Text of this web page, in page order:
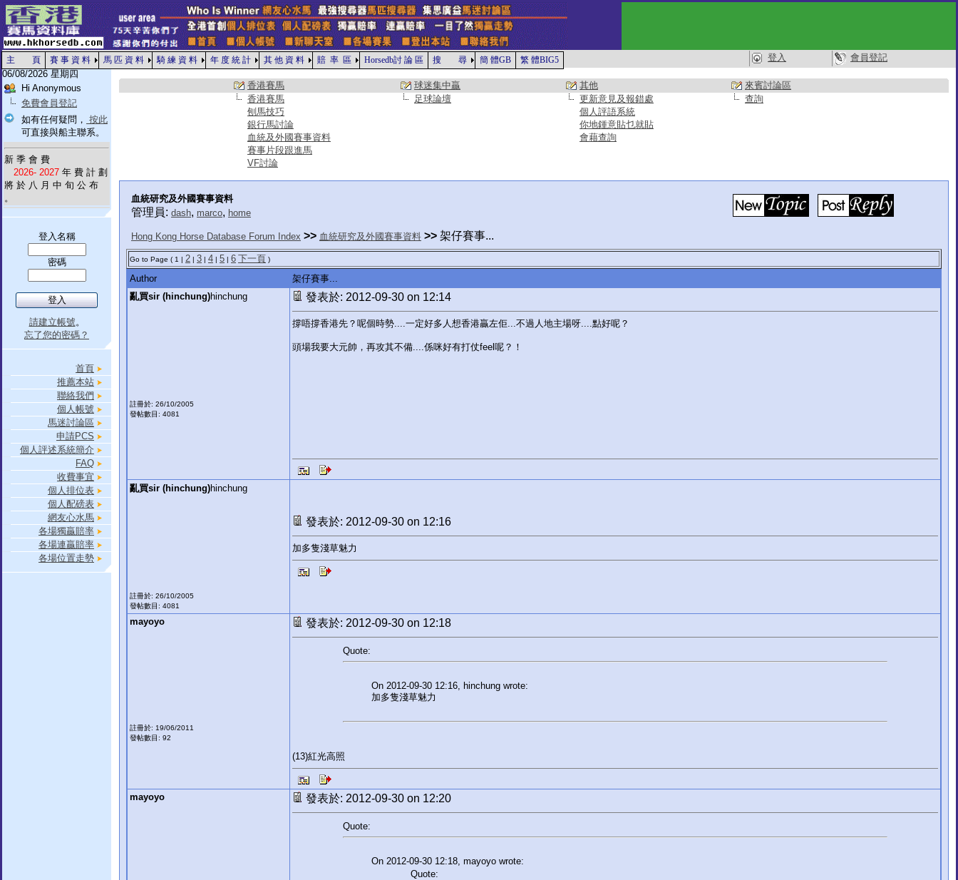
主 頁 賽 事 資 料 馬 匹 資 料 騎 練 資 料 年 度 統 計 其 他 資 料 賠 率 區 Horsedb討 論 區 搜 尋 簡 體GB 繁 體BIG5 登入
會員登記
06/08/2026 星期四
Hi Anonymous
免費會員登記
如有任何疑問， 按此
可直接與船主聯系。
新 季 會 費
2026- 2027 年 費 計 劃
將 於 八 月 中 旬 公 布
。
登入名稱
密碼
請建立帳號。
忘了您的密碼？
首頁
推薦本站
聯絡我們
個人帳號
馬迷討論區
申請PCS
個人評述系統簡介
FAQ
收費事宜
個人排位表
個人配磅表
網友心水馬
各場獨贏賠率
各場連贏賠率
各場位置走勢
香港賽馬 球迷集中贏 其他
來賓討論區
香港賽馬
足球論壇 更新意見及報錯處
查詢
刨馬技巧
個人評語系統
銀行馬討論
你地鍾意貼乜就貼
血統及外國賽事資料
會藉查詢
賽事片段跟進馬
VF討論
血統研究及外國賽事資料
管理員: dash, marco, home
Hong Kong Horse Database Forum Index >> 血統研究及外國賽事資料 >> 架仔賽事...
Go to Page ( 1 | 2 | 3 | 4 | 5 | 6 下一頁 )
Author
架仔賽事...
亂買sir (hinchung)hinchung
註冊於: 26/10/2005
發帖數目: 4081
發表於: 2012-09-30 on 12:14
撐唔撐香港先？呢個時勢....一定好多人想香港贏左佢...不過人地主場呀....點好呢？
頭場我要大元帥，再攻其不備....係咪好有打仗feel呢？！
亂買sir (hinchung)hinchung
註冊於: 26/10/2005
發帖數目: 4081
發表於: 2012-09-30 on 12:16
加多隻淺草魅力
mayoyo
註冊於: 19/06/2011
發帖數目: 92
發表於: 2012-09-30 on 12:18
Quote:
On 2012-09-30 12:16, hinchung wrote:
加多隻淺草魅力
(13)紅光高照
mayoyo 發表於: 2012-09-30 on 12:20
Quote:
On 2012-09-30 12:18, mayoyo wrote:
Quote: